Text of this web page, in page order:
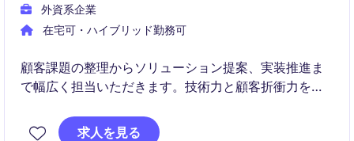
外資系企業
在宅可・ハイブリッド勤務可
顧客課題の整理からソリューション提案、実装推進ま
で幅広く担当いただきます。技術力と顧客折衝力を活
ビジネスの成長を支援するポジションです
求人を見る